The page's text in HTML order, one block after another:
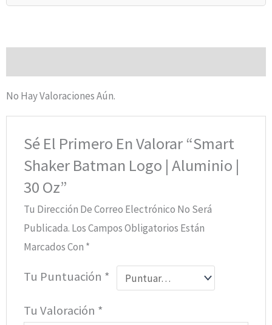
No Hay Valoraciones Aún.
Sé El Primero En Valorar “Smart
Shaker Batman Logo | Aluminio |
30 Oz”
Tu Dirección De Correo Electrónico No Será
Publicada. Los Campos Obligatorios Están
Marcados Con *
Tu Puntuación *
Tu Valoración *